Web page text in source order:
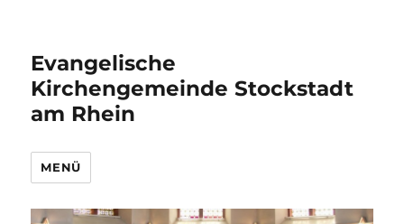
Evangelische
Kirchengemeinde Stockstadt
am Rhein
MENÜ